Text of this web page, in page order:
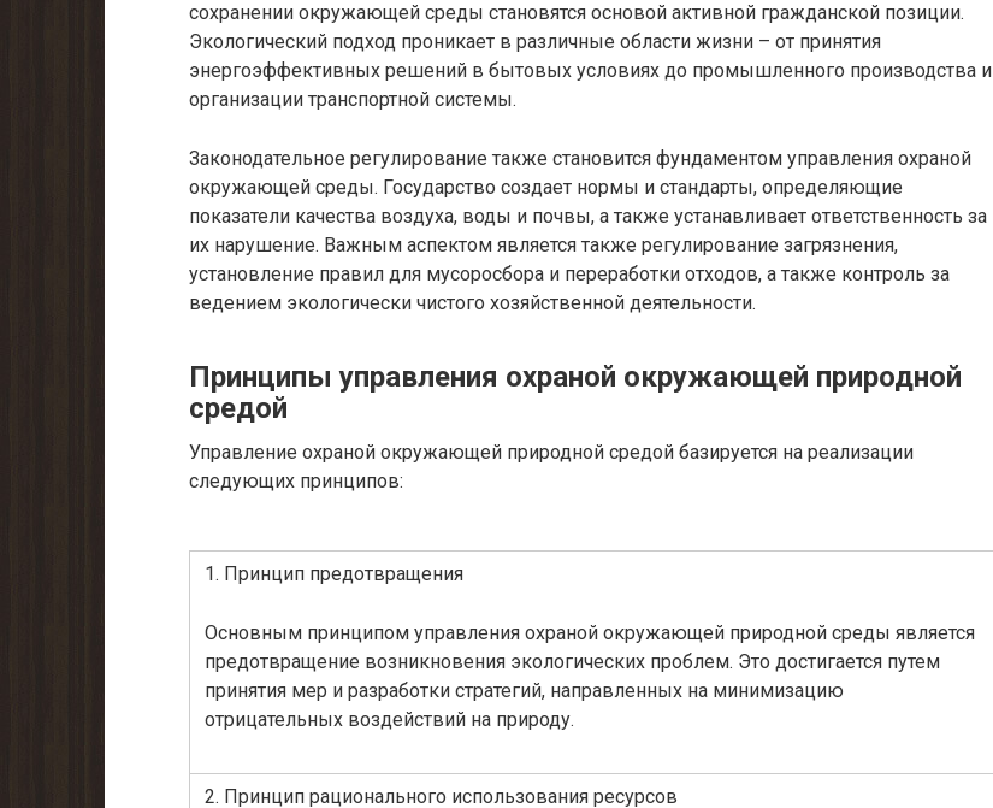
сохранении окружающей среды становятся основой активной гражданской позиции.
Экологический подход проникает в различные области жизни – от принятия
энергоэффективных решений в бытовых условиях до промышленного производства и
организации транспортной системы.
Законодательное регулирование также становится фундаментом управления охраной
окружающей среды. Государство создает нормы и стандарты, определяющие
показатели качества воздуха, воды и почвы, а также устанавливает ответственность за
их нарушение. Важным аспектом является также регулирование загрязнения,
установление правил для мусоросбора и переработки отходов, а также контроль за
ведением экологически чистого хозяйственной деятельности.
Принципы управления охраной окружающей природной
средой
Управление охраной окружающей природной средой базируется на реализации
следующих принципов:
1. Принцип предотвращения
Основным принципом управления охраной окружающей природной среды является
предотвращение возникновения экологических проблем. Это достигается путем
принятия мер и разработки стратегий, направленных на минимизацию
отрицательных воздействий на природу.
2. Принцип рационального использования ресурсов